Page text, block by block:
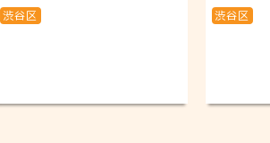
渋谷区 渋谷区